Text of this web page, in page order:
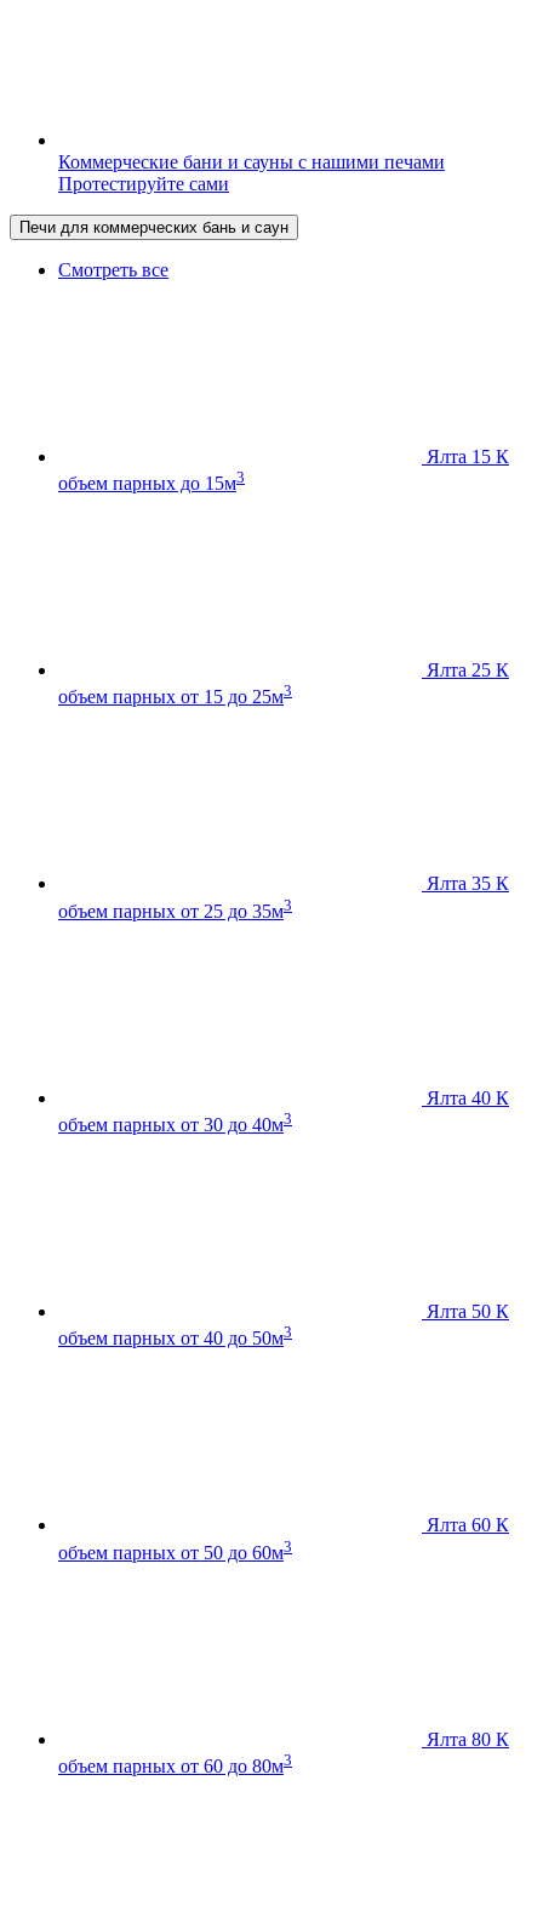
Коммерческие бани и сауны с нашими печами
Протестируйте сами
Печи для коммерческих бань и саун
Смотреть все
Ялта 15 К
объем парных до 15м3
Ялта 25 К
объем парных от 15 до 25м3
Ялта 35 К
объем парных от 25 до 35м3
Ялта 40 К
объем парных от 30 до 40м3
Ялта 50 К
объем парных от 40 до 50м3
Ялта 60 К
объем парных от 50 до 60м3
Ялта 80 К
объем парных от 60 до 80м3